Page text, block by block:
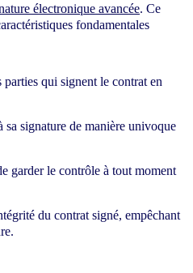
électronique avancée. Ce
fondamentales
qui signent le contrat en
sa signature de manière univoque
garder le contrôle à tout moment
du contrat signé, empêchant